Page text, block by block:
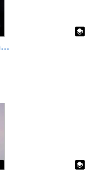
Proyecto Helios. Campaña contra el acoso sexual.